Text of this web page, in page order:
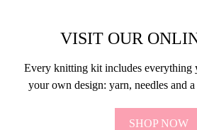
VISIT OUR
Every knitting kit includes everything
your own design: yarn, needles and
SHOP NOW